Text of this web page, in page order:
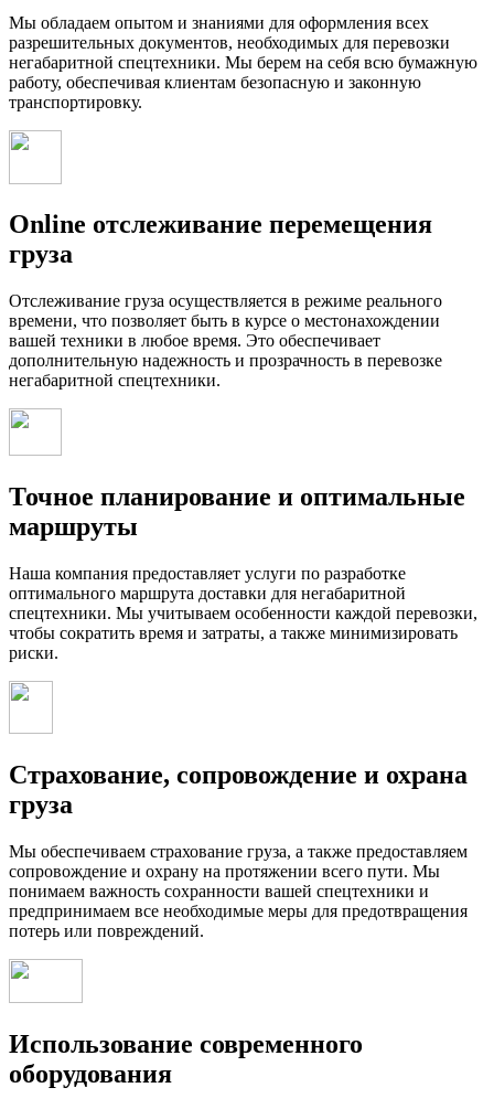
Мы обладаем опытом и знаниями для оформления всех
разрешительных документов, необходимых для перевозки
негабаритной спецтехники. Мы берем на себя всю бумажную
работу, обеспечивая клиентам безопасную и законную
транспортировку.
Online отслеживание перемещения
груза
Отслеживание груза осуществляется в режиме реального
времени, что позволяет быть в курсе о местонахождении
вашей техники в любое время. Это обеспечивает
дополнительную надежность и прозрачность в перевозке
негабаритной спецтехники.
Точное планирование и оптимальные
маршруты
Наша компания предоставляет услуги по разработке
оптимального маршрута доставки для негабаритной
спецтехники. Мы учитываем особенности каждой перевозки,
чтобы сократить время и затраты, а также минимизировать
риски.
Страхование, сопровождение и охрана
груза
Мы обеспечиваем страхование груза, а также предоставляем
сопровождение и охрану на протяжении всего пути. Мы
понимаем важность сохранности вашей спецтехники и
предпринимаем все необходимые меры для предотвращения
потерь или повреждений.
Использование современного
оборудования